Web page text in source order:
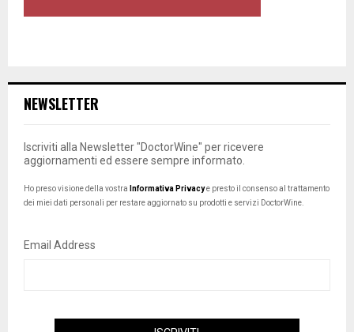
NEWSLETTER
Iscriviti alla Newsletter "DoctorWine" per ricevere
aggiornamenti ed essere sempre informato.
Ho preso visione della vostra Informativa Privacye presto il consenso al trattamento
dei miei dati personali per restare aggiornato su prodotti e servizi DoctorWine.
Email Address